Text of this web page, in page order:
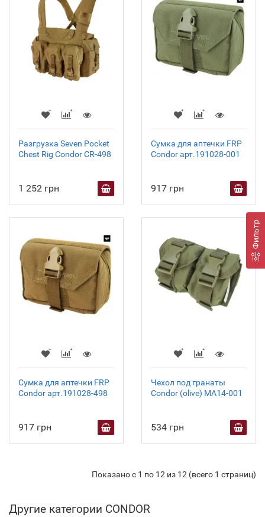
Фильтр
Разгрузка Seven Pocket
Chest Rig Condor CR-498
1 252 грн
Сумка для аптечки FRP
Condor арт.191028-001
917 грн
Сумка для аптечки FRP
Condor арт.191028-498
917 грн
Чехол под гранаты
Condor (olive) MA14-001
534 грн
Показано с 1 по 12 из 12 (всего 1 страниц)
Другие категории CONDOR